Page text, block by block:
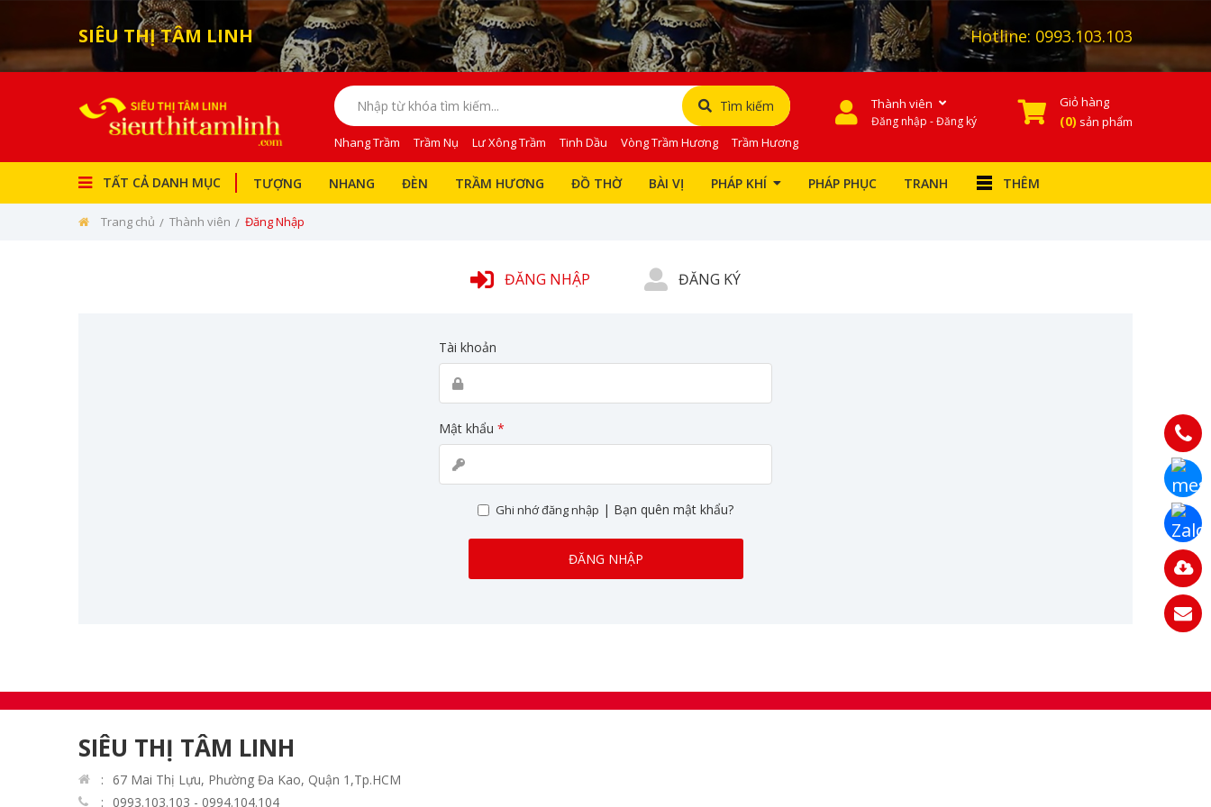
SIÊU THỊ TÂM LINH Hotline: 0993.103.103
Tìm kiếm
Nhang Trầm Trầm Nụ Lư Xông Trầm Tinh Dầu Vòng Trầm Hương Trầm Hương
Thành viên
Đăng nhập - Đăng ký
Giỏ hàng
0 sản phẩm
TẤT CẢ DANH MỤC
Tượng
Chuỗi vòng Tràng Hạt
TƯỢNG NHANG ĐÈN TRẦM HƯƠNG ĐỒ THỜ BÀI VỊ PHÁP KHÍ PHÁP PHỤC TRANH THÊM
Trang chủ Thành viên Đăng Nhập
ĐĂNG NHẬP ĐĂNG KÝ
Tài khoản
Mật khẩu *
Ghi nhớ đăng nhập | Bạn quên mật khẩu?
ĐĂNG NHẬP
SIÊU THỊ TÂM LINH
67 Mai Thị Lựu, Phường Đa Kao, Quận 1,Tp.HCM
0993.103.103 - 0994.104.104